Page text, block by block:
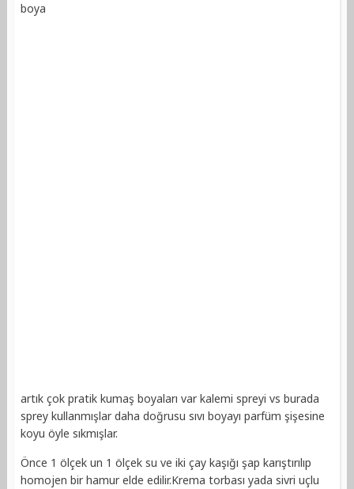
boya
artık çok pratik kumaş boyaları var kalemi spreyi vs burada
sprey kullanmışlar daha doğrusu sıvı boyayı parfüm şişesine
koyu öyle sıkmışlar.
Önce 1 ölçek un 1 ölçek su ve iki çay kaşığı şap karıştırılıp
homojen bir hamur elde edilir.Krema torbası yada sivri uçlu